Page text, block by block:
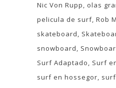
Nic Von Rupp
olas
pelicula de surf Rob
skateboard
snowboard
Surf Adaptado
Surf
surf en hossegor